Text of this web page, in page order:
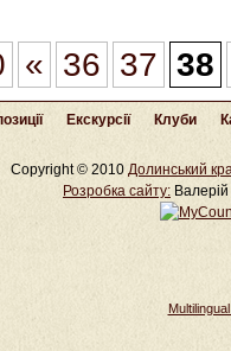
« 36 37 38
Екскурсії Клуби
Copyright © 2010 Долинський
Розробка cайту: